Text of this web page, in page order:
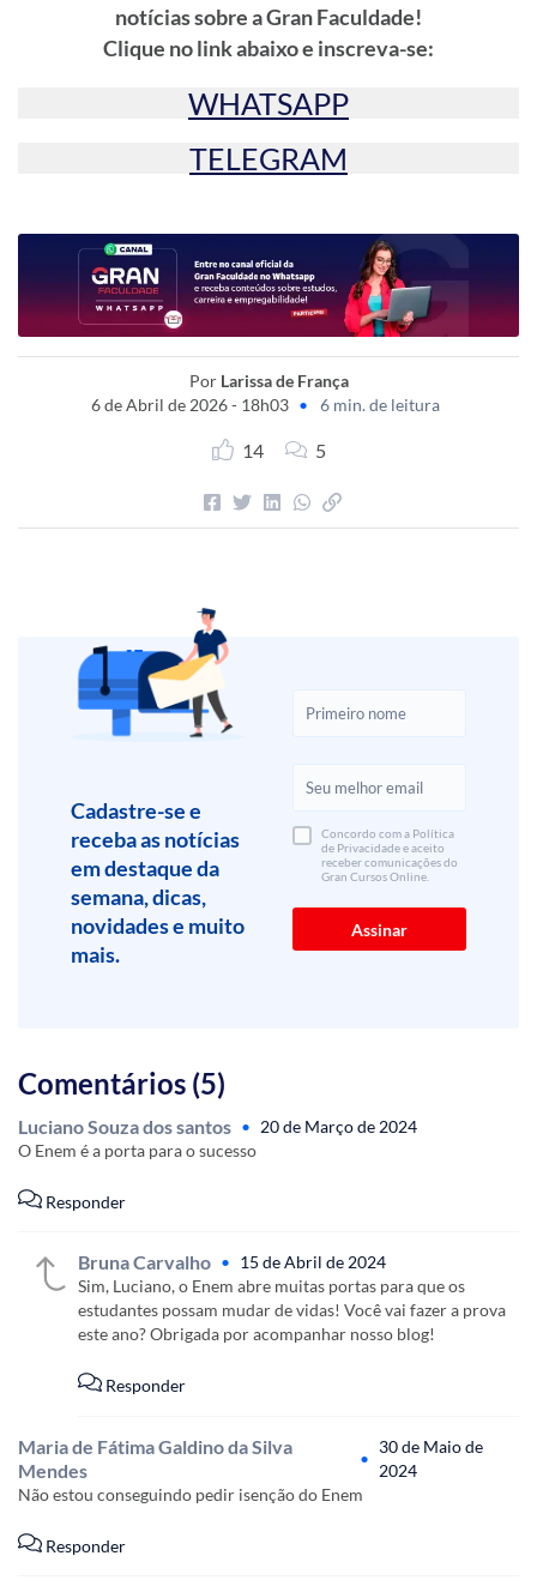
notícias sobre a Gran Faculdade!
Clique no link abaixo e inscreva-se:
WHATSAPP
TELEGRAM
Por Larissa de França
6 de Abril de 2026 - 18h03 • 6 min. de leitura
14 5
Cadastre-se e
receba as notícias
em destaque da
semana, dicas,
novidades e muito
mais.
Concordo com a Política
de Privacidade e aceito
receber comunicações do
Gran Cursos Online.
Comentários (5)
Luciano Souza dos santos • 20 de Março de 2024
O Enem é a porta para o sucesso
Responder
Bruna Carvalho • 15 de Abril de 2024
Sim, Luciano, o Enem abre muitas portas para que os
estudantes possam mudar de vidas! Você vai fazer a prova
este ano? Obrigada por acompanhar nosso blog!
Responder
Maria de Fátima Galdino da Silva
Mendes
•
30 de Maio de
2024
Não estou conseguindo pedir isenção do Enem
Responder